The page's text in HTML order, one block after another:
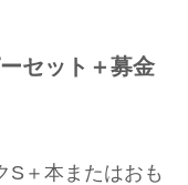
セット＋募金
S＋本またはおも